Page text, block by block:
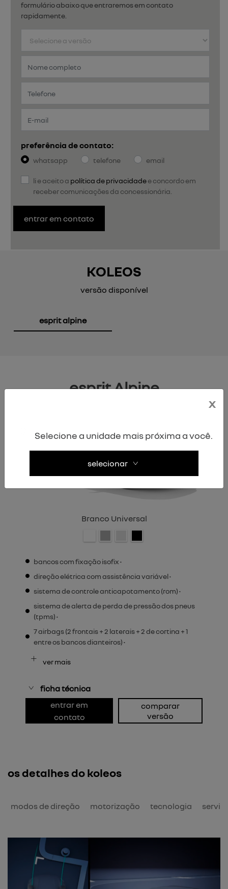
formulário abaixo que entraremos em contato
rapidamente.
preferência de contato:
whatsapp telefone email
li e aceito a política de privacidadee concordo em
receber comunicações da concessionária.
entrar em contato
KOLEOS
versão disponível
esprit alpine
esprit Alpine
Branco Universal
bancos com fixação isofix •
direção elétrica com assistência variável •
sistema de controle anticapotamento (rom) •
sistema de alerta de perda de pressão dos pneus
(tpms) •
7 airbags (2 frontais + 2 laterais + 2 de cortina + 1
entre os bancos dianteiros) •
ver mais
ficha técnica
entrar em
contato
comparar
versão
os detalhes do koleos
modos de direção motorização tecnologia
x
Selecione a unidade mais próxima a você.
selecionar